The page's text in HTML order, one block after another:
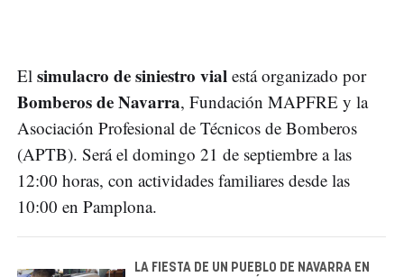
El simulacro de siniestro vial está organizado por
Bomberos de Navarra, Fundación MAPFRE y la
Asociación Profesional de Técnicos de Bomberos
(APTB). Será el domingo 21 de septiembre a las
12:00 horas, con actividades familiares desde las
10:00 en Pamplona.
LA FIESTA DE UN PUEBLO DE NAVARRA EN